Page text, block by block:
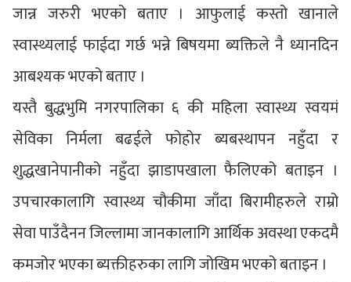
जान्न जरुरी भएको बताए । आफुलाई कस्तो खानाले
स्वास्थ्यलाई फाईदा गर्छ भन्ने बिषयमा ब्यक्तिले नै ध्यानदिन
आबश्यक भएको बताए ।
यस्तै बुद्धभुमि नगरपालिका ६ की महिला स्वास्थ्य स्वयमं
सेविका निर्मला बढईले फोहोर ब्यबस्थापन नहुँदा र
शुद्धखानेपानीको नहुँदा झाडापखाला फैलिएको बताइन ।
उपचारकालागि स्वास्थ्य चौकीमा जाँदा बिरामीहरुले राम्रो
सेवा पाउँदैनन जिल्लामा जानकालागि आर्थिक अवस्था एकदमै
कमजोर भएका ब्यक्तीहरुका लागि जोखिम भएको बताइन ।